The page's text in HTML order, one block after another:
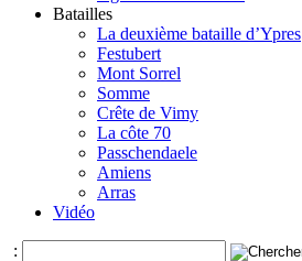
Batailles
La deuxième bataille d’Ypres
Festubert
Mont Sorrel
Somme
Crête de Vimy
La côte 70
Passchendaele
Amiens
Arras
Vidéo
: